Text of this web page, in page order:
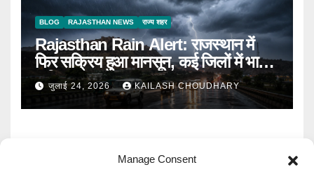
Manage Consent
BLOG RAJASTHAN NEWS राज्य शहर
Rajasthan Rain Alert: राजस्थान में
फिर सक्रिय हुआ मानसून, कई जिलों में भारी
बारिश का Alert
जुलाई 24, 2026 KAILASH CHOUDHARY